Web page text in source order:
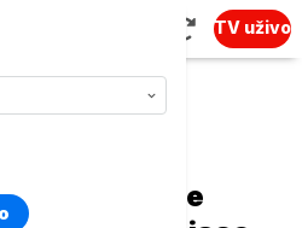
TV uživo
vlade